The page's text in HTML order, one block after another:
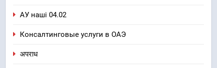
АУ наші 04.02
Консалтинговые услуги в ОАЭ
अपराध